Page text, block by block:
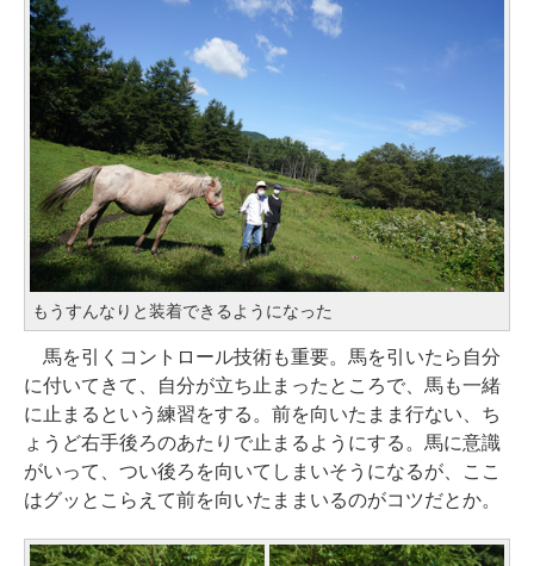
もうすんなりと装着できるようになった
馬を引くコントロール技術も重要。馬を引いたら自分
に付いてきて、自分が立ち止まったところで、馬も一緒
に止まるという練習をする。前を向いたまま行ない、ち
ょうど右手後ろのあたりで止まるようにする。馬に意識
がいって、つい後ろを向いてしまいそうになるが、ここ
はグッとこらえて前を向いたままいるのがコツだとか。